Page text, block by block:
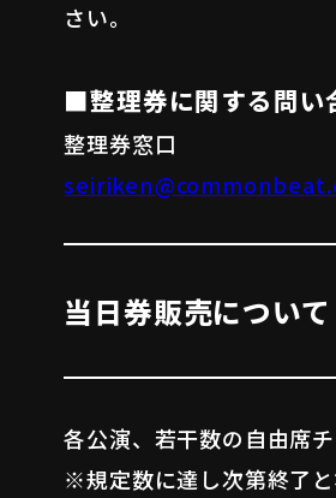
さい。
■整理券に関する問い
整理券窓口
当日券販売について
各公演、若干数の自由席
※規定数に達し次第終了